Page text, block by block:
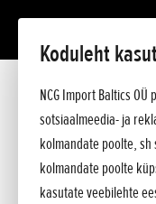
Koduleht
NCG Import Baltics
sotsiaalmeedia- ja
kolmandate poolte,
kolmandate poolte
kasutate veebilehte
Tutvustus
Tehnilised andmed
Hinnakiri
Küsi lisa
KÜSI
SOOVIN